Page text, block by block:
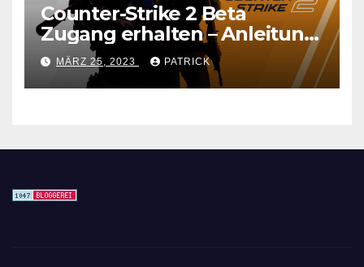
Counter-Strike 2 Beta
Zugang erhalten – Anleitung
für den CS GO Nachfolger
MÄRZ 25, 2023 PATRICK